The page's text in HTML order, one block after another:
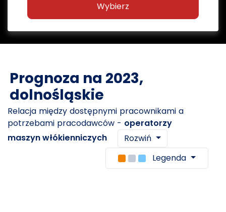
Wybierz
Prognoza na 2023,
dolnośląskie
Relacja między dostępnymi pracownikami a
potrzebami pracodawców - operatorzy
maszyn włókienniczych
Rozwiń
Legenda